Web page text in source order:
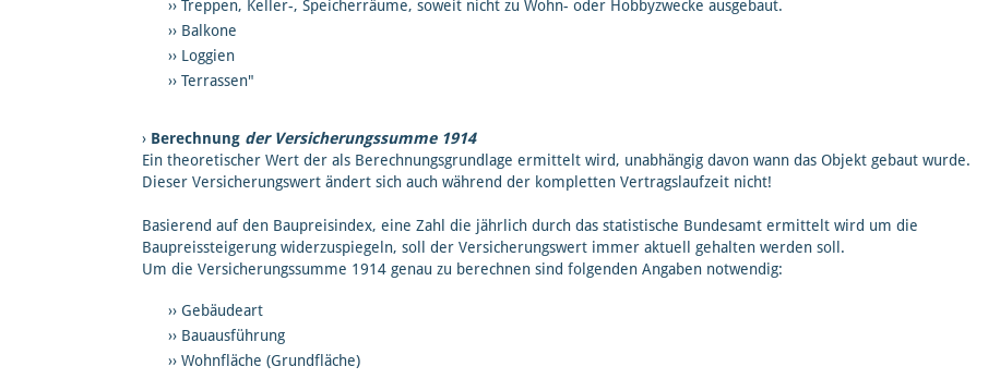
Treppen, Keller-, Speicherräume, soweit nicht zu Wohn- oder Hobbyzwecke ausgebaut.
Balkone
Loggien
Terrassen"
Berechnung der Versicherungssumme 1914
Ein theoretischer Wert der als Berechnungsgrundlage ermittelt wird, unabhängig davon wann das Objekt gebaut wurde.
Dieser Versicherungswert ändert sich auch während der kompletten Vertragslaufzeit nicht!
Basierend auf den Baupreisindex, eine Zahl die jährlich durch das statistische Bundesamt ermittelt wird um die
Baupreissteigerung widerzuspiegeln, soll der Versicherungswert immer aktuell gehalten werden soll.
Um die Versicherungssumme 1914 genau zu berechnen sind folgenden Angaben notwendig:
Gebäudeart
Bauausführung
Wohnfläche (Grundfläche)